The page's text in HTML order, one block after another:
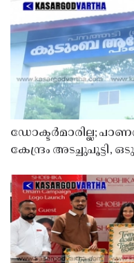
ഡോക്ടർമാരില്ല;
കേന്ദ്രം